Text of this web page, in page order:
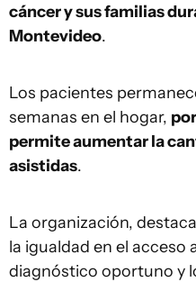
cáncer y sus familias
Montevideo.
Los pacientes
semanas en el hogar,
permite aumentar la
asistidas.
La organización,
la igualdad en el acceso
diagnóstico oportuno y